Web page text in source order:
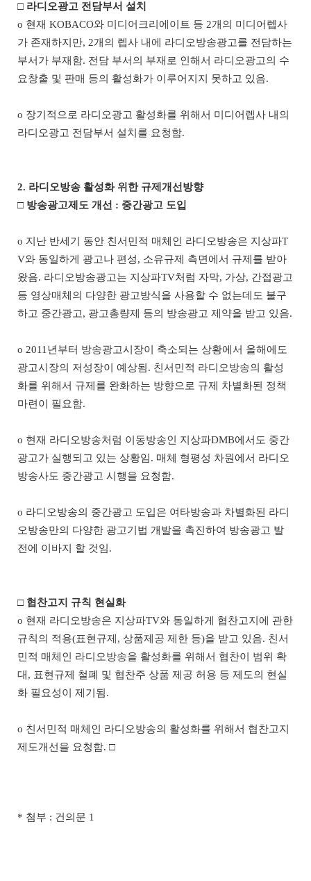
□ 라디오광고 전담부서 설치
o 현재 KOBACO와 미디어크리에이트 등 2개의 미디어렙사
가 존재하지만, 2개의 렙사 내에 라디오방송광고를 전담하는
부서가 부재함. 전담 부서의 부재로 인해서 라디오광고의 수
요창출 및 판매 등의 활성화가 이루어지지 못하고 있음.
o 장기적으로 라디오광고 활성화를 위해서 미디어렙사 내의
라디오광고 전담부서 설치를 요청함.
2. 라디오방송 활성화 위한 규제개선방향
□ 방송광고제도 개선 : 중간광고 도입
o 지난 반세기 동안 친서민적 매체인 라디오방송은 지상파T
V와 동일하게 광고나 편성, 소유규제 측면에서 규제를 받아
왔음. 라디오방송광고는 지상파TV처럼 자막, 가상, 간접광고
등 영상매체의 다양한 광고방식을 사용할 수 없는데도 불구
하고 중간광고, 광고총량제 등의 방송광고 제약을 받고 있음.
o 2011 년부터 방송광고시장이 축소되는 상황에서 올해에도
광고시장의 저성장이 예상됨. 친서민적 라디오방송의 활성
화를 위해서 규제를 완화하는 방향으로 규제 차별화된 정책
마련이 필요함.
o 현재 라디오방송처럼 이동방송인 지상파DMB에서도 중간
광고가 실행되고 있는 상황임. 매체 형평성 차원에서 라디오
방송사도 중간광고 시행을 요청함.
o 라디오방송의 중간광고 도입은 여타방송과 차별화된 라디
오방송만의 다양한 광고기법 개발을 촉진하여 방송광고 발
전에 이바지 할 것임.
□ 협찬고지 규칙 현실화
o 현재 라디오방송은 지상파TV와 동일하게 협찬고지에 관한
규칙의 적용(표현규제 , 상품제공 제한 등)을 받고 있음. 친서
민적 매체인 라디오방송을 활성화를 위해서 협찬이 범위 확
대 , 표현규제 철폐 및 협찬주 상품 제공 허용 등 제도의 현실
화 필요성이 제기됨.
o 친서민적 매체인 라디오방송의 활성화를 위해서 협찬고지
제도개선을 요청함. □
* 첨부 : 건의문 1